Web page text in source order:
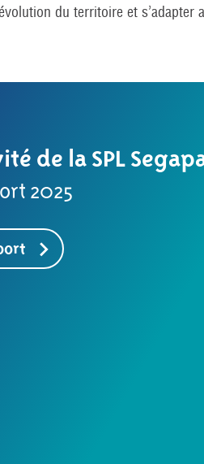
du territoire et s’adapter
de la SPL
2025